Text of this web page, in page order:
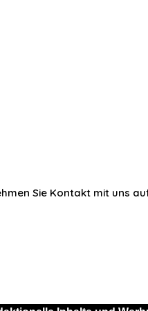
Sie Kontakt mit uns